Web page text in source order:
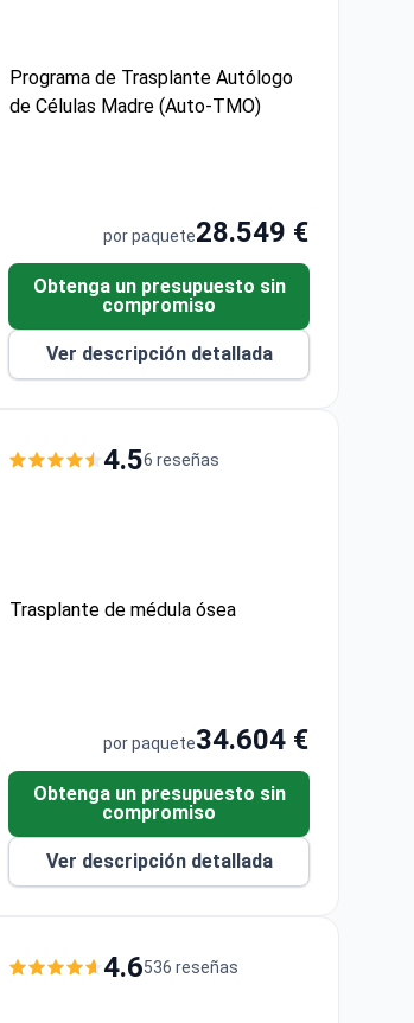
Programa de Trasplante Autólogo
de Células Madre (Auto-TMO)
por paquete28.549 €
Obtenga un presupuesto sin
compromiso
Ver descripción detallada
4.56 reseñas
Trasplante de médula ósea
por paquete34.604 €
Obtenga un presupuesto sin
compromiso
Ver descripción detallada
4.6536 reseñas